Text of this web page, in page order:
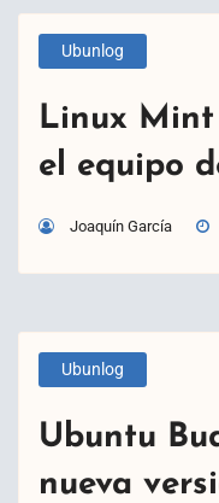
Ubunlog
Linux Mint
el equipo
Joaquín García
Ubunlog
Ubuntu
nueva